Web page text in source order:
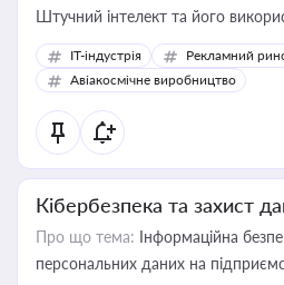
Штучний інтелект та його
IT-індустрія
Рекламний
Авіакосмічне виробництво
Кібербезпека та захист
Про що тема: Інформаційна
персональних даних на